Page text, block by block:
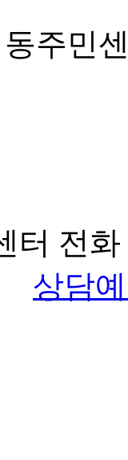
주민
터 전
상담